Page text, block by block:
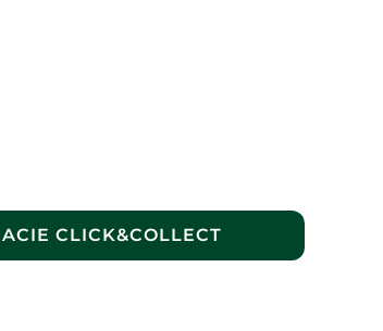
CLICK&COLLECT